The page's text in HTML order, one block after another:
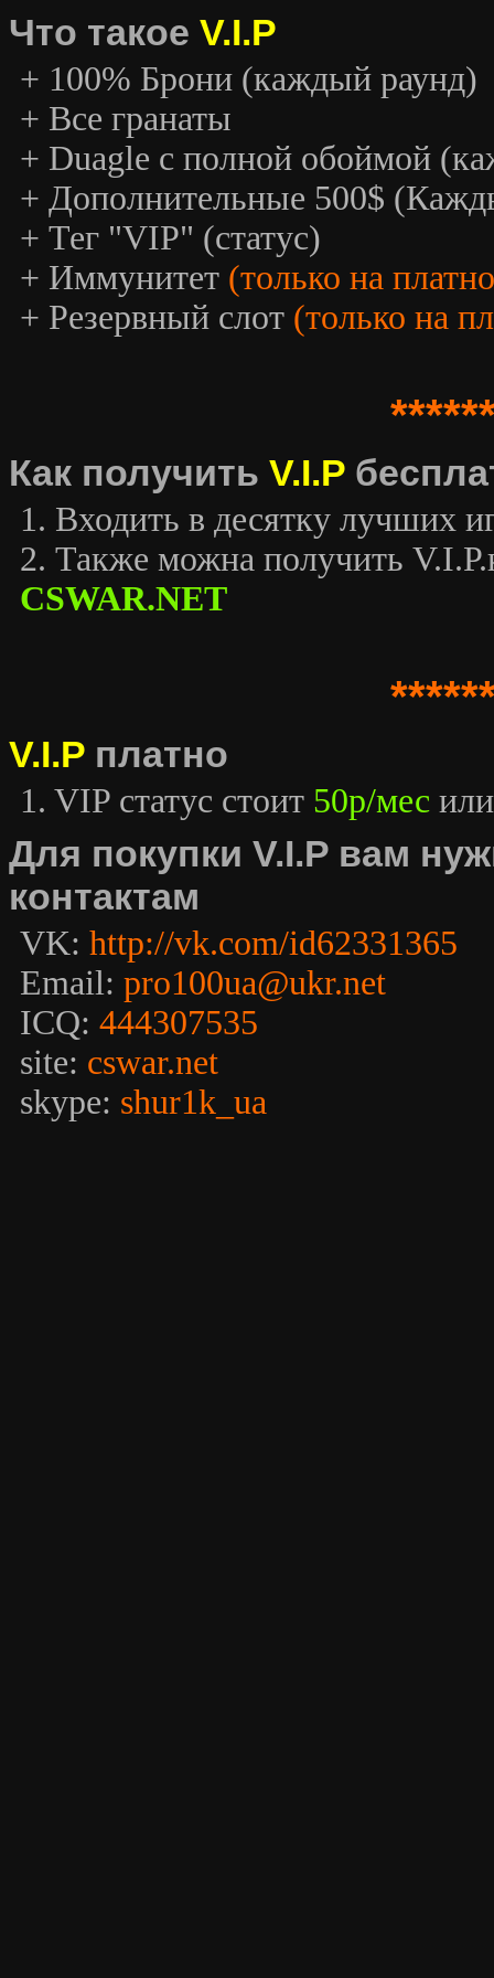
Что такое V.I.P
+ 100% Брони (каждый раунд)
+ Все гранаты
+ Duagle с полной обоймой
+ Дополнительные 500$
+ Тег "VIP" (статус)
+ Иммунитет (только на
+ Резервный слот (только на
Как получить V.I.P
1. Входить в десятку лучших
2. Также можна получить
CSWAR.NET
V.I.P платно
1. VIP статус стоит 50р/мес
Для покупки V.I.P вам
контактам
VK: http://vk.com/id62331365
Email: pro100ua@ukr.net
ICQ: 444307535
site: cswar.net
skype: shur1k_ua